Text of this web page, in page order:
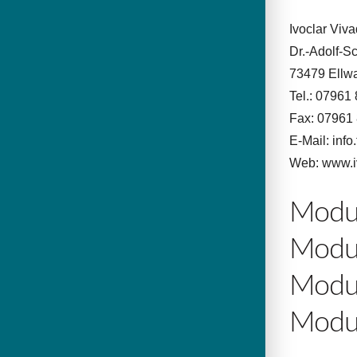
Ivoclar
Dr.-Adolf-
73479
Tel.: 07961
Fax: 07961
E-Mail:
Web: